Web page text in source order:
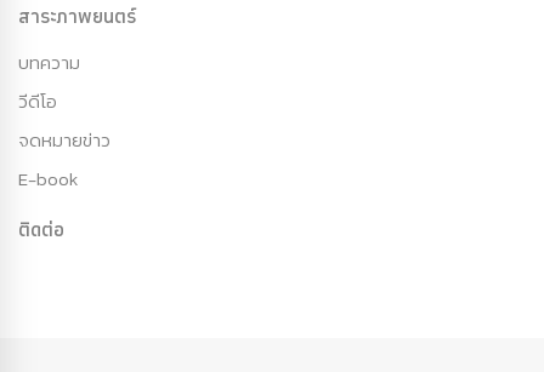
สาระภาพยนตร์
บทความ
วีดีโอ
จดหมายข่าว
E-book
ติดต่อ